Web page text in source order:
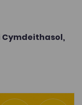
Cymdeithasol,